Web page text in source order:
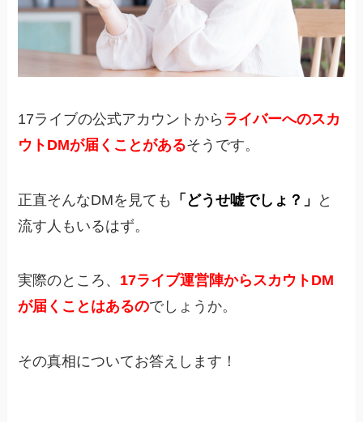
17ライブの公式アカウントから ライバーへのスカ
ウトDMが届くことがあるそうです。
正直そんなDMを見ても 「どうせ嘘でしょ？」
と
流す人もいるはず。
実際のところ、 17ライブ運営陣からスカウトDM
が届くことはあるのでしょうか。
その真相についてお答えします！